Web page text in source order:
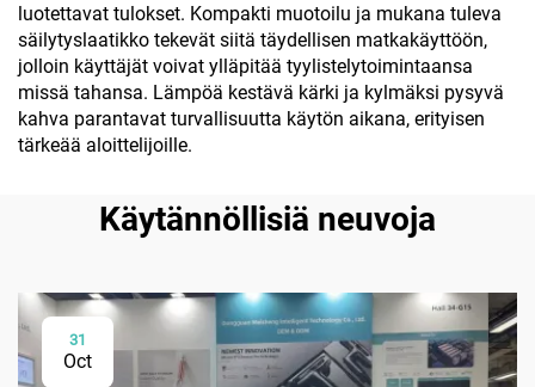
luotettavat tulokset. Kompakti muotoilu ja mukana tuleva
säilytyslaatikko tekevät siitä täydellisen matkakäyttöön,
jolloin käyttäjät voivat ylläpitää tyylistelytoimintaansa
missä tahansa. Lämpöä kestävä kärki ja kylmäksi pysyvä
kahva parantavat turvallisuutta käytön aikana, erityisen
tärkeää aloittelijoille.
Käytännöllisiä neuvoja
31
Oct